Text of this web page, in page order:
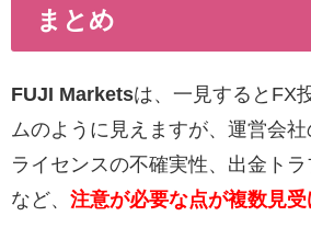
まとめ
FUJI Marketsは、一見するとFX
ムのように見えますが、運営会
ライセンスの不確実性、出金ト
など、 注意が必要な点が複数見